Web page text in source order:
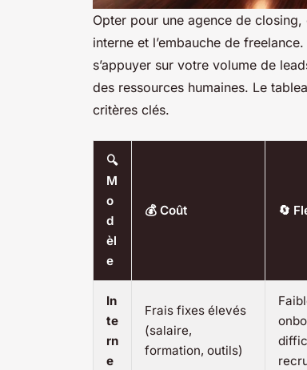
Opter pour une agence de
interne et l’embauche de
s’appuyer sur votre volume de
des ressources humaines. Le
critères clés.
🔍
M
o
d
èl
e
💰 Coût 🔄
In
te
rn
e
Frais fixes élevés
(salaire,
formation, outils)